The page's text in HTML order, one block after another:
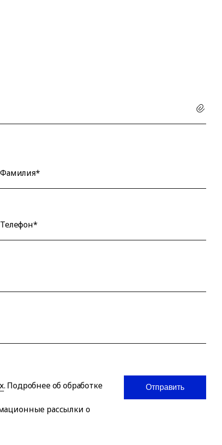
Фамилия*
Телефон*
. Подробнее об обработке
рассылки о
Отправить